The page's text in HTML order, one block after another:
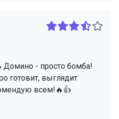
Домино - просто бомба!
готовит, выглядит
всем!🔥👍